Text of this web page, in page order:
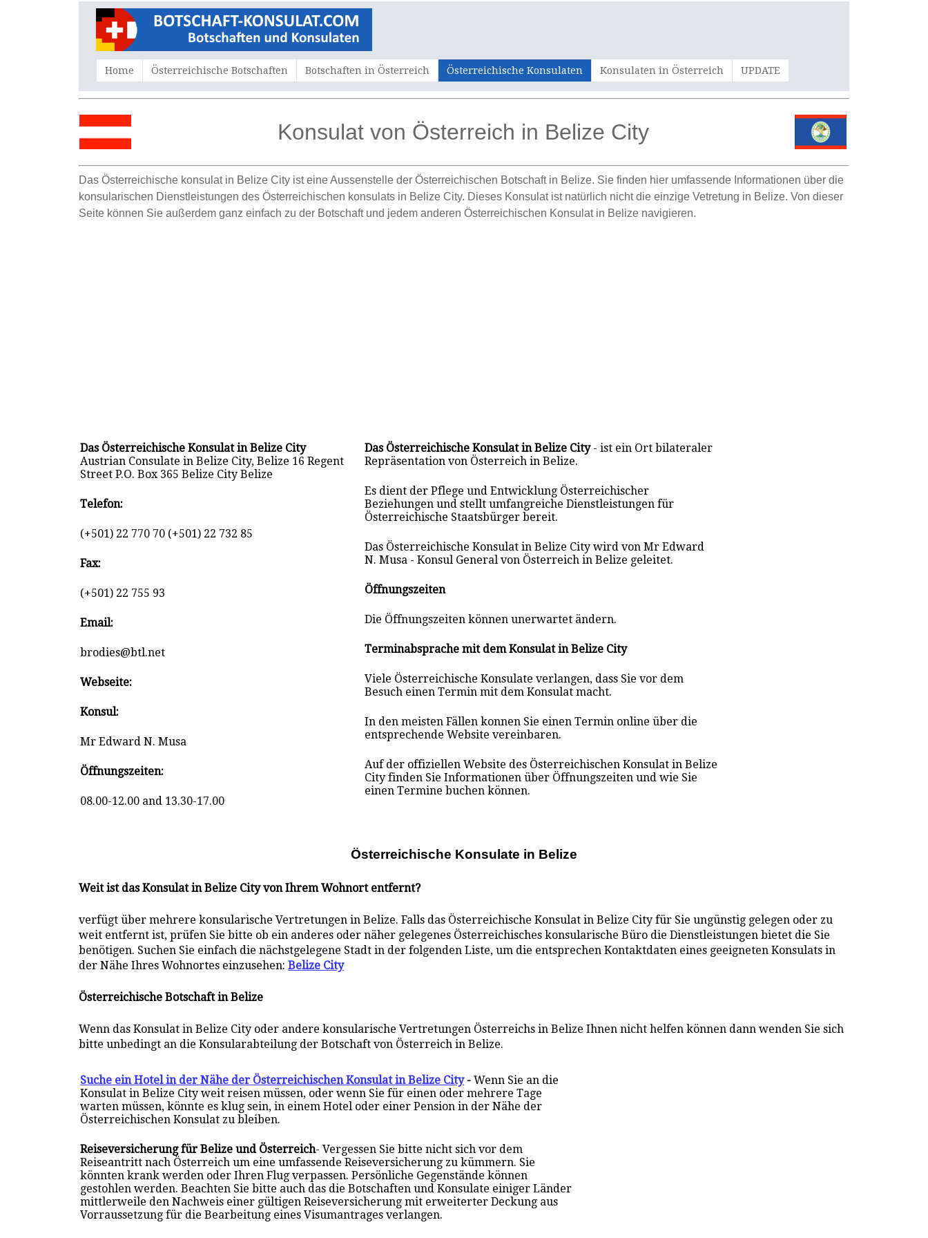
Home Österreichische Botschaften Botschaften in Österreich Österreichische Konsulaten Konsulaten in Österreich UPDATE
Konsulat von Österreich in Belize City
Das Österreichische konsulat in Belize City ist eine Aussenstelle der Österreichischen Botschaft in Belize. Sie finden hier umfassende Informationen über die
konsularischen Dienstleistungen des Österreichischen konsulats in Belize City. Dieses Konsulat ist natürlich nicht die einzige Vetretung in Belize. Von dieser
Seite können Sie außerdem ganz einfach zu der Botschaft und jedem anderen Österreichischen Konsulat in Belize navigieren.
Das Österreichische Konsulat in Belize City
Austrian Consulate in Belize City, Belize 16 Regent
Street P.O. Box 365 Belize City Belize
Telefon:
(+501) 22 770 70 (+501) 22 732 85
Fax:
(+501) 22 755 93
Email:
brodies@btl.net
Webseite:
Konsul:
Mr Edward N. Musa
Öffnungszeiten:
08.00-12.00 and 13.30-17.00
Das Österreichische Konsulat in Belize City- ist ein Ort bilateraler
Repräsentation von Österreich in Belize.
Es dient der Pflege und Entwicklung Österreichischer
Beziehungen und stellt umfangreiche Dienstleistungen für
Österreichische Staatsbürger bereit.
Das Österreichische Konsulat in Belize City wird von Mr Edward
N. Musa - Konsul General von Österreich in Belize geleitet.
Öffnungszeiten
Die Öffnungszeiten können unerwartet ändern.
Terminabsprache mit dem Konsulat in Belize City
Viele Österreichische Konsulate verlangen, dass Sie vor dem
Besuch einen Termin mit dem Konsulat macht.
In den meisten Fällen konnen Sie einen Termin online über die
entsprechende Website vereinbaren.
Auf der offiziellen Website des Österreichischen Konsulat in Belize
City finden Sie Informationen über Öffnungszeiten und wie Sie
einen Termine buchen können.
Österreichische Konsulate in Belize
Weit ist das Konsulat in Belize City von Ihrem Wohnort entfernt?
verfügt über mehrere konsularische Vertretungen in Belize. Falls das Österreichische Konsulat in Belize City für Sie ungünstig gelegen oder zu
weit entfernt ist, prüfen Sie bitte ob ein anderes oder näher gelegenes Österreichisches konsularische Büro die Dienstleistungen bietet die Sie
benötigen. Suchen Sie einfach die nächstgelegene Stadt in der folgenden Liste, um die entsprechen Kontaktdaten eines geeigneten Konsulats in
der Nähe Ihres Wohnortes einzusehen:Belize City
Österreichische Botschaft in Belize
Wenn das Konsulat in Belize City oder andere konsularische Vertretungen Österreichs in Belize Ihnen nicht helfen können dann wenden Sie sich
bitte unbedingt an die Konsularabteilung der Botschaft von Österreich in Belize.
Suche ein Hotel in der Nähe der Österreichischen Konsulat in Belize City-Wenn Sie an die
Konsulat in Belize City weit reisen müssen, oder wenn Sie für einen oder mehrere Tage
warten müssen, könnte es klug sein, in einem Hotel oder einer Pension in der Nähe der
Österreichischen Konsulat zu bleiben.
Reiseversicherung für Belize und Österreich- Vergessen Sie bitte nicht sich vor dem
Reiseantritt nach Österreich um eine umfassende Reiseversicherung zu kümmern. Sie
könnten krank werden oder Ihren Flug verpassen. Persönliche Gegenstände können
gestohlen werden. Beachten Sie bitte auch das die Botschaften und Konsulate einiger Länder
mittlerweile den Nachweis einer gültigen Reiseversicherung mit erweiterter Deckung aus
Vorraussetzung für die Bearbeitung eines Visumantrages verlangen.